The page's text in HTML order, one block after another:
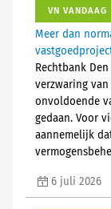
VN VANDAAG
Meer dan
Rechtbank
verzwaring
onvoldoende
gedaan. Voor
aannemelijk
6 juli 2026